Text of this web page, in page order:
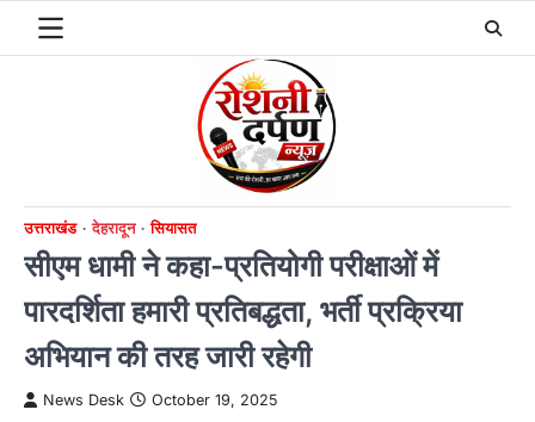
उत्तराखंड देहरादून सियासत
सीएम धामी ने कहा-प्रतियोगी परीक्षाओं में
पारदर्शिता हमारी प्रतिबद्धता, भर्ती प्रक्रिया
अभियान की तरह जारी रहेगी
News Desk October 19, 2025